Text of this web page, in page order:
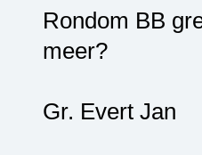
Rondom BB
meer?
Gr. Evert Jan